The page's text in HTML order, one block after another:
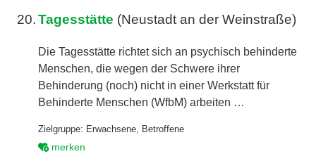
20. Tagesstätte (Neustadt an der Weinstraße)
Die Tagesstätte richtet sich an psychisch behinderte
Menschen, die wegen der Schwere ihrer
Behinderung (noch) nicht in einer Werkstatt für
Behinderte Menschen (WfbM) arbeiten …
Zielgruppe: Erwachsene Betroffene
merken